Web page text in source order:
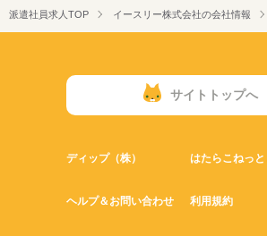
派遣社員求人TOP イースリー株式会社の会社情報
サイトトップへ
ディップ（株） はたらこねっ
ヘルプ＆お問い合わせ 利用規約